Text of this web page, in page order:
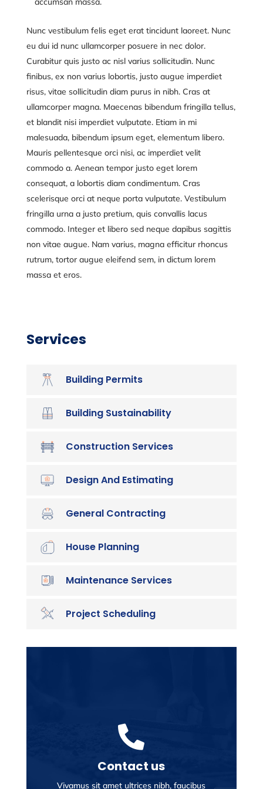
Nunc vestibulum felis eget erat tincidunt laoreet. Nunc
eu dui id nunc ullamcorper posuere in nec dolor.
Curabitur quis justo ac nisl varius sollicitudin. Nunc
finibus, ex non varius lobortis, justo augue imperdiet
risus, vitae sollicitudin diam purus in nibh. Cras at
ullamcorper magna. Maecenas bibendum fringilla tellus,
et blandit nisi imperdiet vulputate. Etiam in mi
malesuada, bibendum ipsum eget, elementum libero.
Mauris pellentesque orci nisi, ac imperdiet velit
commodo a. Aenean tempor justo eget lorem
consequat, a lobortis diam condimentum. Cras
scelerisque orci at neque porta vulputate. Vestibulum
fringilla urna a justo pretium, quis convallis lacus
commodo. Integer et libero sed neque dapibus sagittis
non vitae augue. Nam varius, magna efficitur rhoncus
rutrum, tortor augue eleifend sem, in dictum lorem
massa et eros.
Services
Building Permits
Building Sustainability
Construction Services
Design And Estimating
General Contracting
House Planning
Maintenance Services
Project Scheduling

Contact us
Vivamus sit amet ultrices nibh, faucibus